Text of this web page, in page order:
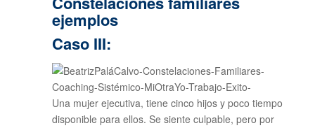
ejemplos
Caso III:
Una mujer ejecutiva, tiene cinco hijos y poco tiempo
disponible para ellos. Se siente culpable, pero por